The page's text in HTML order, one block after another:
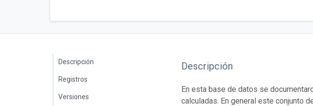
Descripción
Registros
Versiones
Descripción
En esta base de datos se
calculadas. En general este conjunto